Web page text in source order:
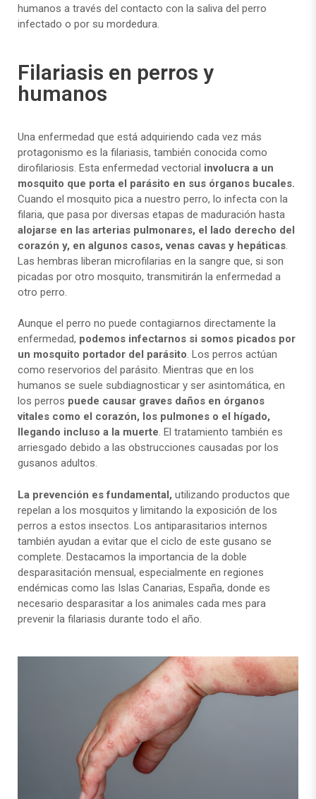
humanos a través del contacto con la saliva del perro
infectado o por su mordedura.
Filariasis en perros y
humanos
Una enfermedad que está adquiriendo cada vez más
protagonismo es la filariasis, también conocida como
dirofilariosis. Esta enfermedad vectorial involucra a un
mosquito que porta el parásito en sus órganos bucales.
Cuando el mosquito pica a nuestro perro, lo infecta con la
filaria, que pasa por diversas etapas de maduración hasta
alojarse en las arterias pulmonares, el lado derecho del
corazón y, en algunos casos, venas cavas y hepáticas.
Las hembras liberan microfilarias en la sangre que, si son
picadas por otro mosquito, transmitirán la enfermedad a
otro perro.
Aunque el perro no puede contagiarnos directamente la
enfermedad, podemos infectarnos si somos picados por
un mosquito portador del parásito. Los perros actúan
como reservorios del parásito. Mientras que en los
humanos se suele subdiagnosticar y ser asintomática, en
los perros puede causar graves daños en órganos
vitales como el corazón, los pulmones o el hígado,
llegando incluso a la muerte. El tratamiento también es
arriesgado debido a las obstrucciones causadas por los
gusanos adultos.
La prevención es fundamental, utilizando productos que
repelan a los mosquitos y limitando la exposición de los
perros a estos insectos. Los antiparasitarios internos
también ayudan a evitar que el ciclo de este gusano se
complete. Destacamos la importancia de la doble
desparasitación mensual, especialmente en regiones
endémicas como las Islas Canarias, España, donde es
necesario desparasitar a los animales cada mes para
prevenir la filariasis durante todo el año.